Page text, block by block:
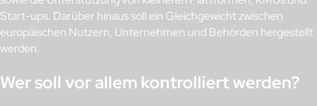
Start-ups. Darüber hinaus soll ein Gleichgewicht zwischen
europäischen Nutzern, Unternehmen und Behörden hergestellt
werden.
Wer soll vor allem kontrolliert werden?